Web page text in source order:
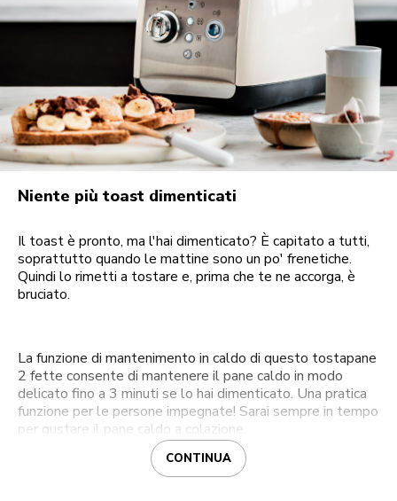
Niente più toast dimenticati
Il toast è pronto, ma l'hai dimenticato? È capitato a tutti,
soprattutto quando le mattine sono un po' frenetiche.
Quindi lo rimetti a tostare e, prima che te ne accorga, è
bruciato.
La funzione di mantenimento in caldo di questo tostapane
2 fette consente di mantenere il pane caldo in modo
delicato fino a 3 minuti se lo hai dimenticato. Una pratica
funzione per le persone impegnate! Sarai sempre in tempo
per gustare il pane caldo a colazione.
CONTINUA